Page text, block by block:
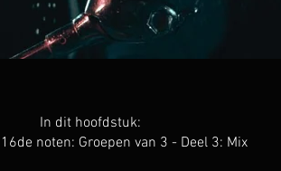
In dit hoofdstuk:
noten: Groepen van 3 - Deel 3: Mix